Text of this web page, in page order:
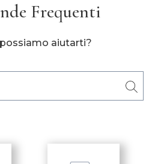
Frequenti
aiutarti?